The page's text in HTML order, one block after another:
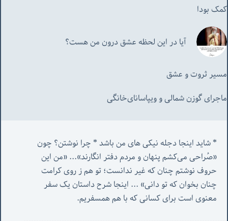
کمک بودا
آیا در این لحظه عشق درون من هست؟
مسیر ثروت و عشق
ماجرای گوزن شمالی و‌ ویپاسانای‌خانگی
«صُراحی می‌کشم پنهان‌ و مردم‌ دفتر انگارند»... «
چنان بخوان که تو دانی» ...
معنوی است برای کسانی که با هم همسفریم.